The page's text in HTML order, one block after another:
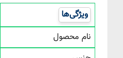
ویژگی‌ها
نام محصول